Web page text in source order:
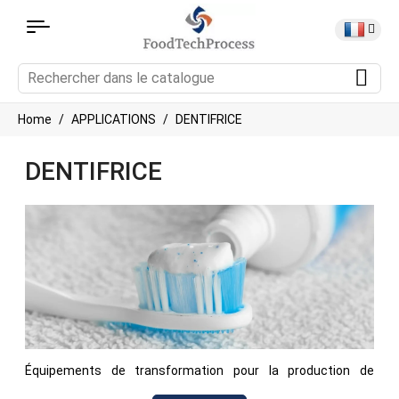
Home APPLICATIONS DENTIFRICE
DENTIFRICE
Équipements de transformation pour la production de